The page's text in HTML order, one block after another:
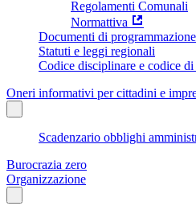
Regolamenti Comunali
Normattiva
Documenti di
Statuti e leggi regionali
Codice disciplinare e codice di
Oneri informativi per cittadini e
Scadenzario obblighi
Burocrazia zero
Organizzazione